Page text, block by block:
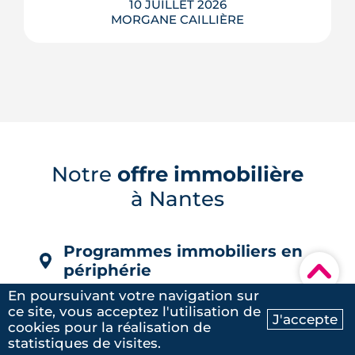
Ma recherche Contactez-nous
▾
10 JUILLET 2026
MORGANE CAILLIÈRE
la surchauffe aide désormais à cibler la
renaturation de la ville, du plan Pleine
terre aux r�...
Notre offre immobilière
à Nantes
Programmes immobiliers en
périphérie
Programmes neufs Angers (33)
Programmes neufs Saint-Herblain (12)
Programmes neufs Cholet (7)
En poursuivant votre navigation sur
ce site, vous acceptez l'utilisation de
cookies pour la réalisation de
statistiques de visites.
J'accepte